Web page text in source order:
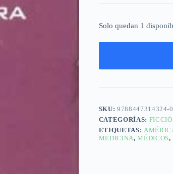
Solo quedan 1
SKU:9788447314324-
CATEGORÍAS:
ETIQUETAS:
MEDICINA,MÉDICOS,